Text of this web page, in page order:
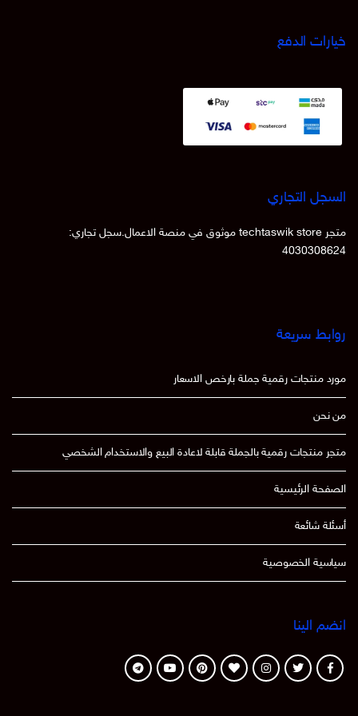
خيارات الدفع
السجل التجاري
متجر techtaswik store موثوق في منصة الاعمال.سجل تجاري:
4030308624
روابط سريعة
مورد منتجات رقمية جملة بارخص الاسعار
من نحن
متجر منتجات رقمية بالجملة قابلة لاعادة البيع والاستخدام الشخصي
الصفحة الرئيسية
أسئلة شائعة
سياسية الخصوصية
انضم الينا